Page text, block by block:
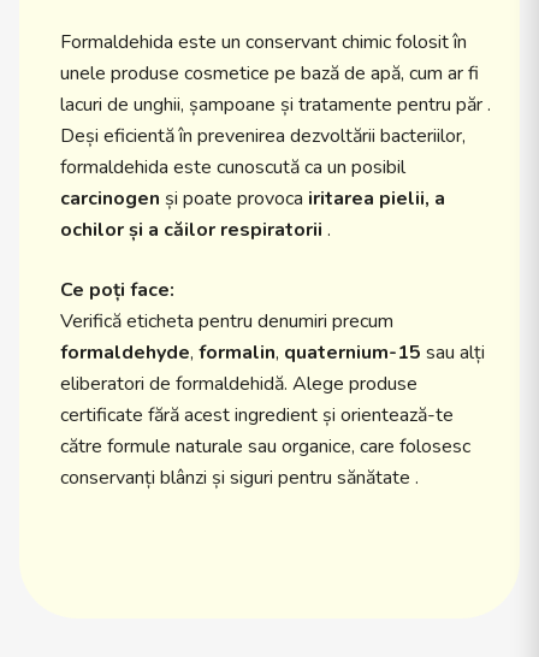
Formaldehida este un conservant chimic folosit în
unele produse cosmetice pe bază de apă, cum ar fi
lacuri de unghii, șampoane și tratamente pentru păr .
Deși eficientă în prevenirea dezvoltării bacteriilor,
formaldehida este cunoscută ca un posibil
carcinogen și poate provoca iritarea pielii, a
ochilor și a căilor respiratorii .
Ce poți face:
Verifică eticheta pentru denumiri precum
formaldehyde, formalin, quaternium-15 sau alți
eliberatori de formaldehidă. Alege produse
certificate fără acest ingredient și orientează-te
către formule naturale sau organice, care folosesc
conservanți blânzi și siguri pentru sănătate .